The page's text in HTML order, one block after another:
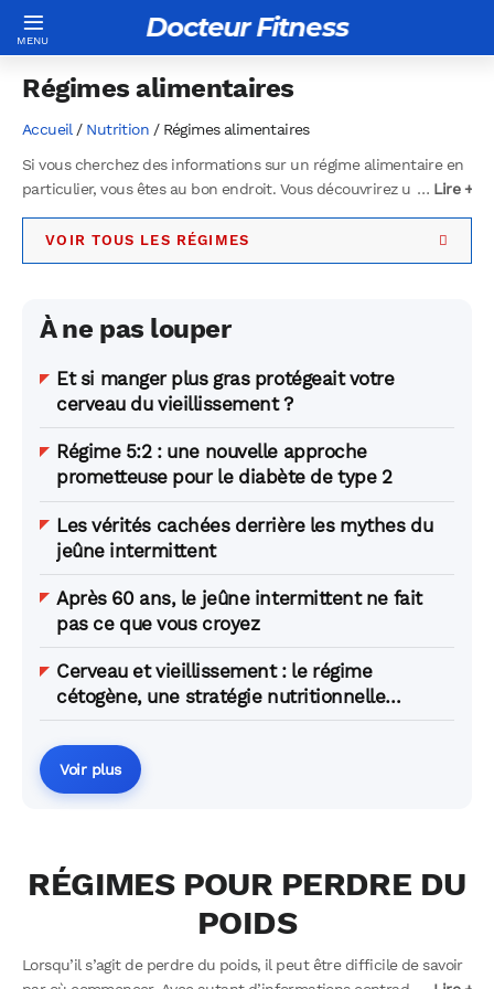
Docteur Fitness
Régimes alimentaires
Accueil / Nutrition / Régimes alimentaires
Si vous cherchez des informations sur un régime alimentaire en
particulier, vous êtes au bon endroit. Vous découvrirez une
explications, des conseils et des exemples de menus. Quel que
soit votre objectif, que vous souhaitiez prendre du poids, perdre
N’hésitez plus et découvrez dès maintenant le régime qui vous
… Lire +
… Lire +
VOIR TOUS LES RÉGIMES
À ne pas louper
Et si manger plus gras protégeait votre
cerveau du vieillissement ?
Régime 5:2 : une nouvelle approche
prometteuse pour le diabète de type 2
Les vérités cachées derrière les mythes du
jeûne intermittent
Après 60 ans, le jeûne intermittent ne fait
pas ce que vous croyez
Cerveau et vieillissement : le régime
cétogène, une stratégie nutritionnelle
d’avenir ?
Voir plus
RÉGIMES POUR PERDRE DU
POIDS
Lorsqu’il s’agit de perdre du poids, il peut être difficile de savoir